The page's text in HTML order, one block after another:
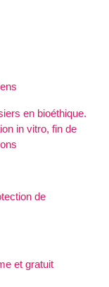
en bioéthique.
in vitro, fin de
de
et gratuit